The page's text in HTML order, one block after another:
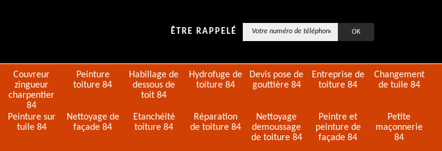
ÊTRE RAPPELÉ
Couvreur
zingueur
charpentier
84
Peinture
toiture 84
Habillage de
dessous de
toit 84
Hydrofuge de
toiture 84
Devis pose de
gouttière 84
Entreprise de
toiture 84
Changement
de tuile 84
Peinture sur
tuile 84
Nettoyage de
façade 84
Etanchéité
toiture 84
Réparation
de toiture 84
Nettoyage
demoussage
de toiture 84
Peintre et
peinture de
façade 84
Petite
maçonnerie
84